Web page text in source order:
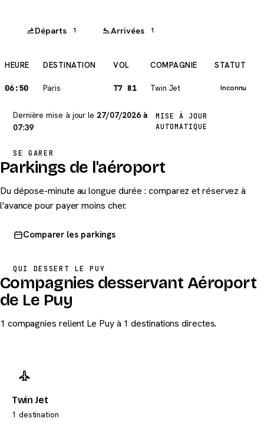
Départs 1 Arrivées 1
HEURE DESTINATION VOL COMPAGNIE STATUT
06:50 Paris T7 81 Twin Jet Inconnu
Dernière mise à jour le 27/07/2026 à
07:39
MISE À JOUR
AUTOMATIQUE
SE GARER
Parkings de l'aéroport
Du dépose-minute au longue durée : comparez et réservez à
l'avance pour payer moins cher.
Comparer les parkings
QUI DESSERT LE PUY
Compagnies desservant Aéroport
de Le Puy
1 compagnies relient Le Puy à 1 destinations directes.
Twin Jet
1 destination